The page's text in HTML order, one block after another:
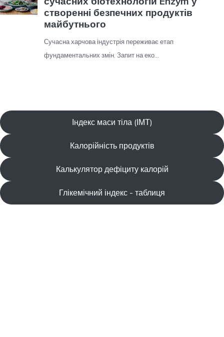
Індекс маси тіла (ІМТ)
Калорійність продуктів
Калькулятор дефіциту калорій
Глікемічний індекс - таблиця